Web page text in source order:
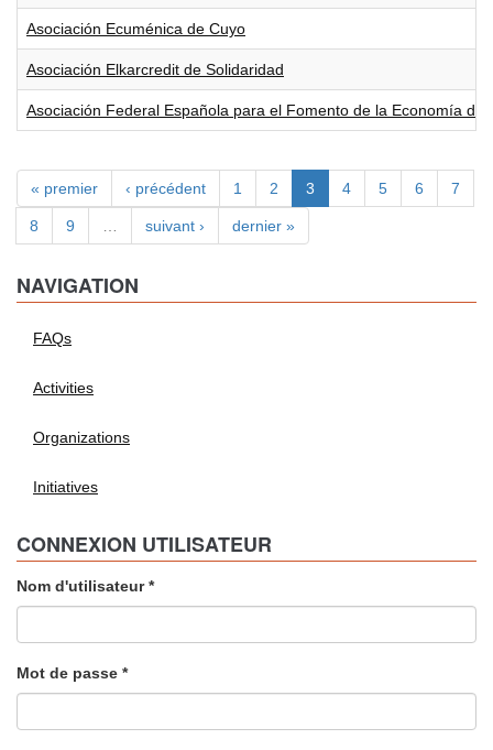
Asociación Ecuménica de Cuyo
Asociación Elkarcredit de Solidaridad
Asociación Federal Española para el Fomento de la Economía del
« premier ‹ précédent 1 2 3 4 5 6 7
8 9 suivant › dernier »
NAVIGATION
FAQs
Activities
Organizations
Initiatives
CONNEXION UTILISATEUR
Nom d'utilisateur*
Mot de passe *